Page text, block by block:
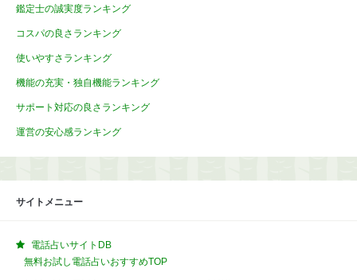
鑑定士の誠実度ランキング
コスパの良さランキング
使いやすさランキング
機能の充実・独自機能ランキング
サポート対応の良さランキング
運営の安心感ランキング
サイトメニュー
電話占いサイトDB
無料お試し電話占いおすすめTOP